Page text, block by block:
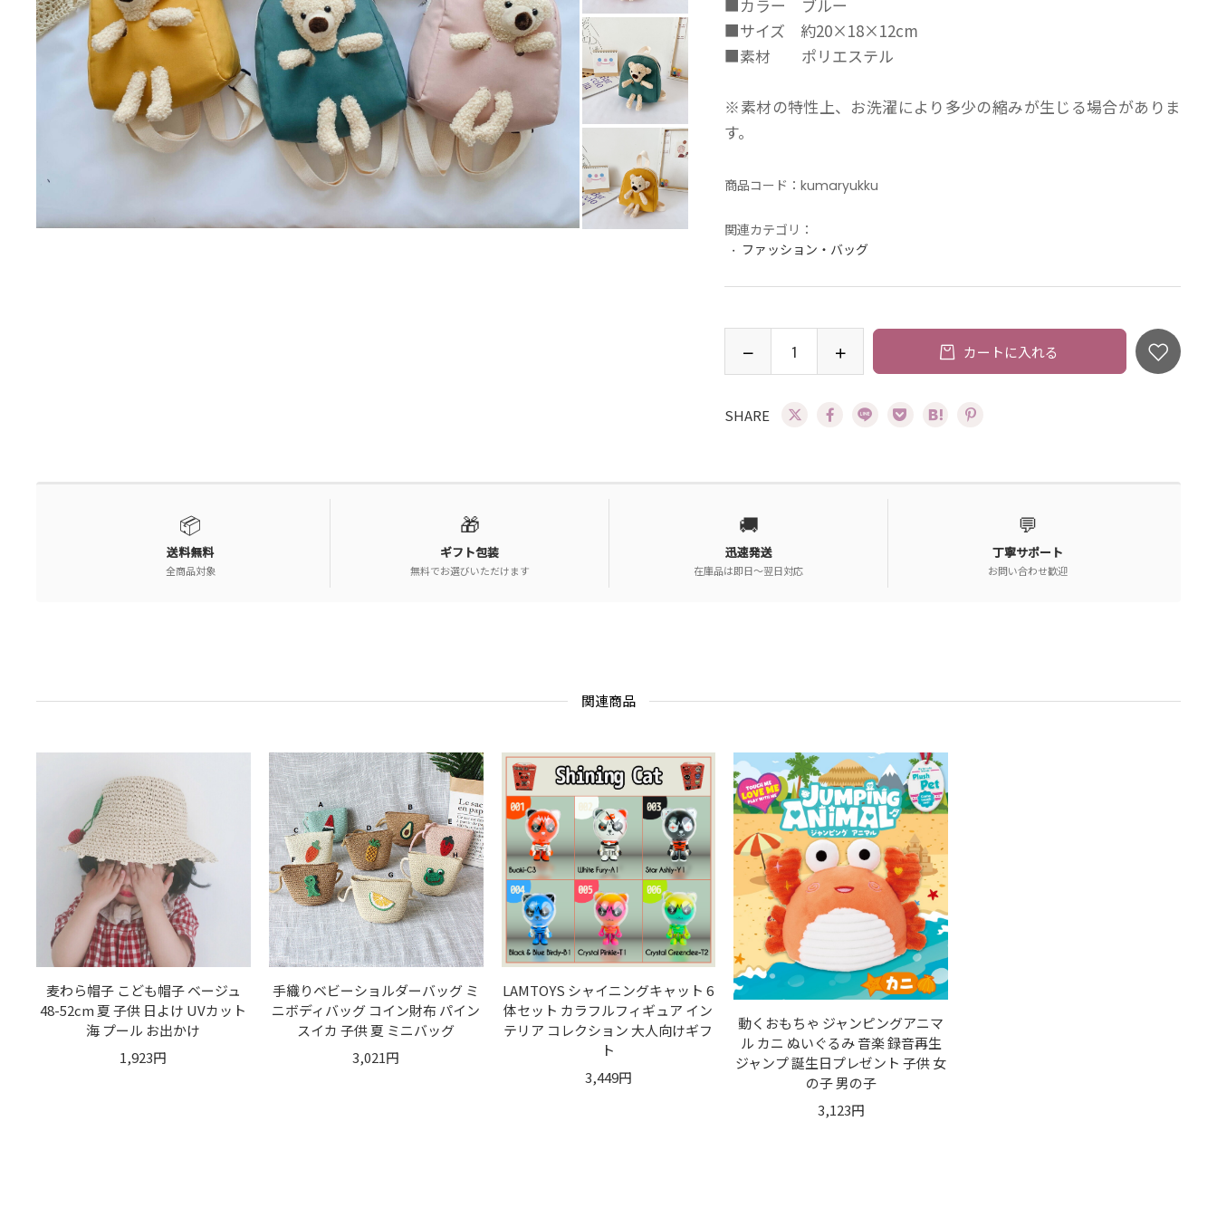
■カラー ブルー
■サイズ 約20×18×12cm
■素材 ポリエステル
※素材の特性上、お洗濯により多少の縮みが生じる場合がありま
す。
商品コード：kumaryukku
関連カテゴリ：
ファッション・バッグ
カートに入れる
SHARE
📦
送料無料
全商品対象
🎁
ギフト包装
無料でお選びいただけます
🚚
迅速発送
在庫品は即日〜翌日対応
💬
丁寧サポート
お問い合わせ歓迎
関連商品
麦わら帽子 こども帽子 ベージュ
48-52cm 夏 子供 日よけ UVカット
海 プール お出かけ
1,923円
手織りベビーショルダーバッグ ミ
ニボディバッグ コイン財布 パイン
スイカ 子供 夏 ミニバッグ
3,021円
LAMTOYS シャイニングキャット 6
体セット カラフルフィギュア イン
テリア コレクション 大人向けギフ
ト
3,449円
動くおもちゃ ジャンピングアニマ
ル カニ ぬいぐるみ 音楽 録音再生
ジャンプ 誕生日プレゼント 子供 女
の子 男の子
3,123円